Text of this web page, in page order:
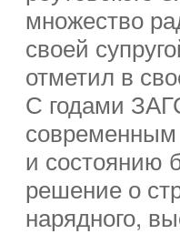
множество
своей
отметил в
С годами
современным
и состоянию
решение о
нарядного,